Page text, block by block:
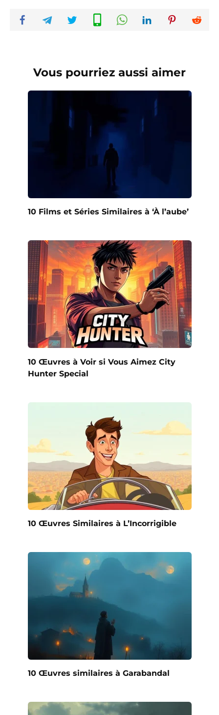
Vous pourriez aussi aimer
10 Films et Séries Similaires à ‘À l’aube’
10 Œuvres à Voir si Vous Aimez City
Hunter Special
10 Œuvres Similaires à L’Incorrigible
10 Œuvres similaires à Garabandal